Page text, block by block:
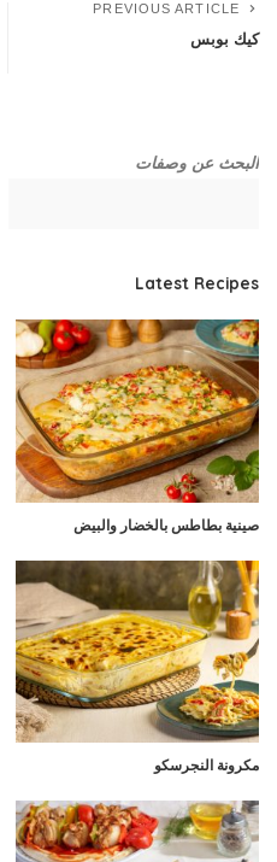
PREVIOUS ARTICLE
كيك بوبس
البحث عن وصفات
Latest Recipes
صينية بطاطس بالخضار والبيض
مكرونة النجرسكو